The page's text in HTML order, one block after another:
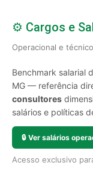
⚙️ Cargos e
Operacional e
Benchmark salarial
MG — referência
consultores
salários e políticas
🔒 Ver salários
Acesso exclusivo